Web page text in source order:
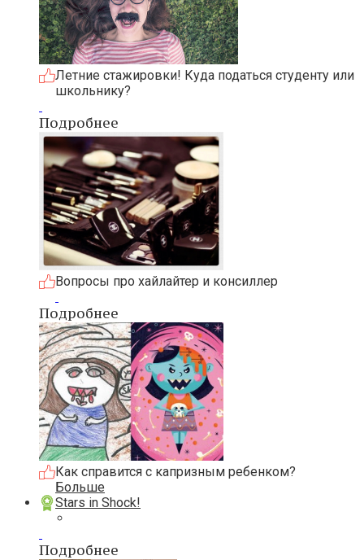
Летние стажировки! Куда податься студенту или
школьнику?
Подробнее
Вопросы про хайлайтер и консиллер
Подробнее
Как справится с капризным ребенком?
Больше
Stars in Shock!
Подробнее